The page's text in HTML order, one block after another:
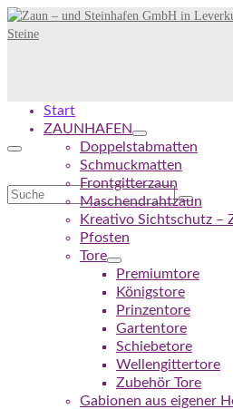
Suche
Start
ZAUNHAFEN
Doppelstabmatten
Schmuckmatten
Frontgitterzaun
Maschendrahtzaun
Kreativo Sichtschutz –
Pfosten
Tore
Premiumtore
Königstore
Prinzentore
Gartentore
Schiebetore
Wellengittertore
Zubehör Tore
Gabionen aus eigener